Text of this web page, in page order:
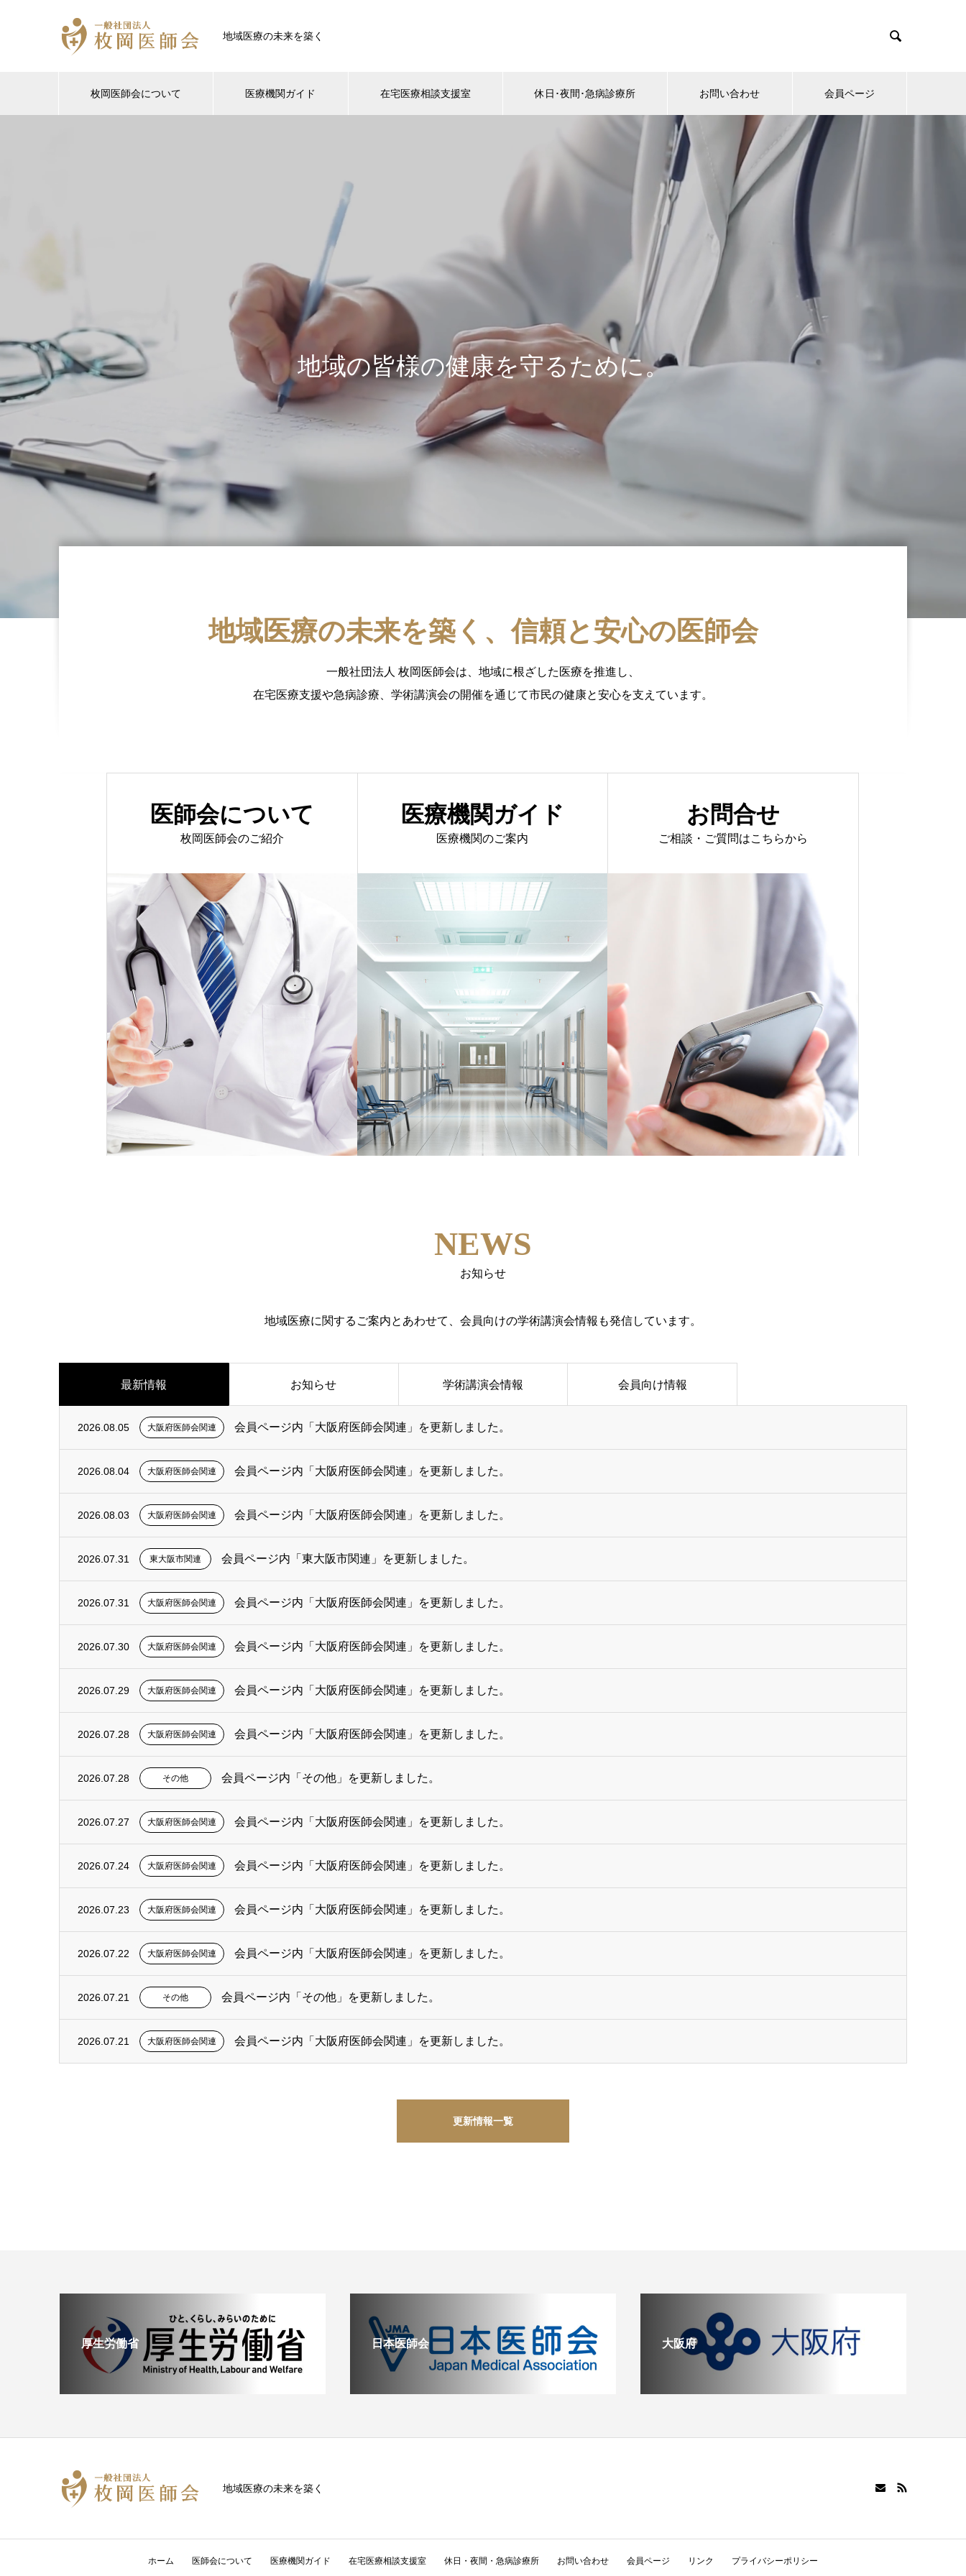
地域医療の未来を築く 
枚岡医師会について 医療機関ガイド 在宅医療相談支援室 休日･夜間･急病診療所 お問い合わせ 会員ページ
地域の皆様の健康を守るために。
地域医療の未来を築く、信頼と安心の医師会
一般社団法人 枚岡医師会は、地域に根ざした医療を推進し、
在宅医療支援や急病診療、学術講演会の開催を通じて市民の健康と安心を支えています。
医師会について
枚岡医師会のご紹介
医療機関ガイド
医療機関のご案内
お問合せ
ご相談・ご質問はこちらから
NEWS
お知らせ
地域医療に関するご案内とあわせて、会員向けの学術講演会情報も発信しています。
最新情報 お知らせ 学術講演会情報 会員向け情報
2026.08.05 大阪府医師会関連 会員ページ内「大阪府医師会関連」を更新しました。
2026.08.04 大阪府医師会関連 会員ページ内「大阪府医師会関連」を更新しました。
2026.08.03 大阪府医師会関連 会員ページ内「大阪府医師会関連」を更新しました。
2026.07.31 東大阪市関連 会員ページ内「東大阪市関連」を更新しました。
2026.07.31 大阪府医師会関連 会員ページ内「大阪府医師会関連」を更新しました。
2026.07.30 大阪府医師会関連 会員ページ内「大阪府医師会関連」を更新しました。
2026.07.29 大阪府医師会関連 会員ページ内「大阪府医師会関連」を更新しました。
2026.07.28 大阪府医師会関連 会員ページ内「大阪府医師会関連」を更新しました。
2026.07.28 その他 会員ページ内「その他」を更新しました。
2026.07.27 大阪府医師会関連 会員ページ内「大阪府医師会関連」を更新しました。
2026.07.24 大阪府医師会関連 会員ページ内「大阪府医師会関連」を更新しました。
2026.07.23 大阪府医師会関連 会員ページ内「大阪府医師会関連」を更新しました。
2026.07.22 大阪府医師会関連 会員ページ内「大阪府医師会関連」を更新しました。
2026.07.21 その他 会員ページ内「その他」を更新しました。
2026.07.21 大阪府医師会関連 会員ページ内「大阪府医師会関連」を更新しました。
更新情報一覧
厚生労働省 日本医師会 大阪府
地域医療の未来を築く
ホーム 医師会について 医療機関ガイド 在宅医療相談支援室 休日・夜間・急病診療所 お問い合わせ 会員ページ リンク プライバシーポリシー